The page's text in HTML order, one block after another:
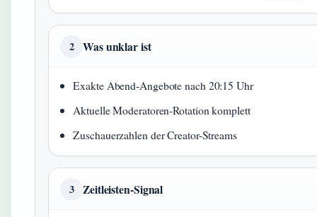
2 Was unklar ist
Exakte Abend-Angebote nach 20:15 Uhr
Aktuelle Moderatoren-Rotation komplett
Zuschauerzahlen der Creator-Streams
3 Zeitleisten-Signal